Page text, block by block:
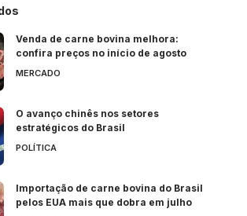
Venda de carne bovina melhora:
confira preços no início de agosto
MERCADO
O avanço chinês nos setores
estratégicos do Brasil
POLÍTICA
Importação de carne bovina do Brasil
pelos EUA mais que dobra em julho